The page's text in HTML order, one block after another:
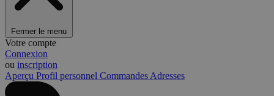
Fermer le menu
Votre compte
Connexion
ou inscription
Aperçu Profil personnel Commandes Adresses